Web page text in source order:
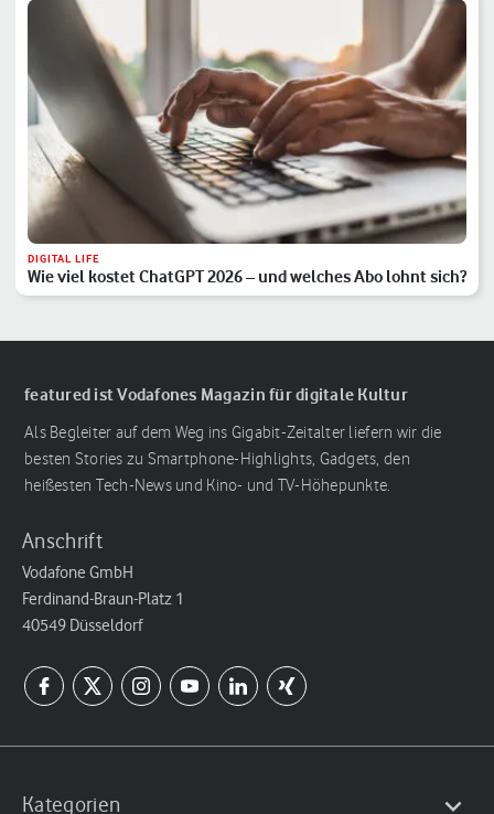
DIGITAL LIFE
Wie viel kostet ChatGPT 2026 – und welches Abo lohnt sich?
featured ist Vodafones Magazin für digitale Kultur
Als Begleiter auf dem Weg ins Gigabit-Zeitalter liefern wir die
besten Stories zu Smartphone-Highlights, Gadgets, den
heißesten Tech-News und Kino- und TV-Höhepunkte.
Anschrift
Vodafone GmbH
Ferdinand-Braun-Platz 1
40549 Düsseldorf
Kategorien